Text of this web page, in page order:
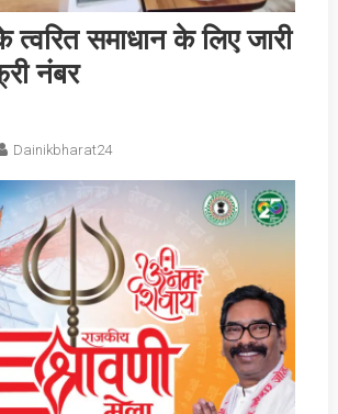
समाधान के लिए जारी
नंबर
Dainikbharat24